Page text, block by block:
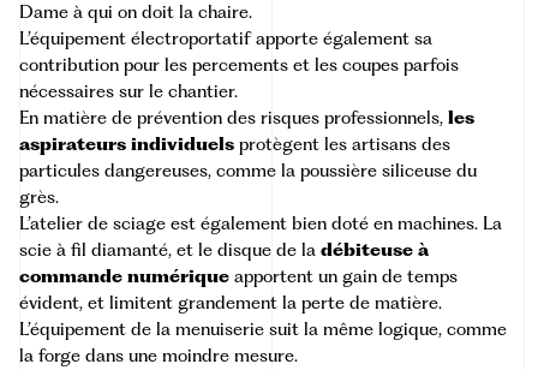
Dame à qui on doit la chaire.
L’équipement électroportatif apporte également sa
contribution pour les percements et les coupes parfois
nécessaires sur le chantier.
En matière de prévention des risques professionnels, les
aspirateurs individuels protègent les artisans des
particules dangereuses, comme la poussière siliceuse du
grès.
L’atelier de sciage est également bien doté en machines. La
scie à fil diamanté, et le disque de la débiteuse à
commande numérique apportent un gain de temps
évident, et limitent grandement la perte de matière.
L’équipement de la menuiserie suit la même logique, comme
la forge dans une moindre mesure.